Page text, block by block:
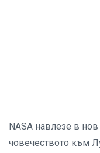
NASA навлезе в
човечеството към